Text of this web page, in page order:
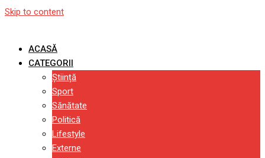
Skip to content
ACASĂ
CATEGORII
Știință
Sport
Sănătate
Politică
Lifestyle
Externe